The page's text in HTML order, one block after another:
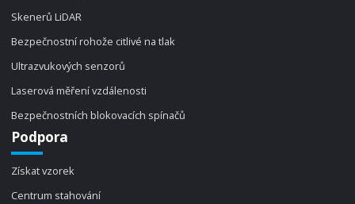
Skenerů LiDAR
Bezpečnostní rohože citlivé na tlak
Ultrazvukových senzorů
Laserová měření vzdálenosti
Bezpečnostních blokovacích spínačů
Podpora
Získat vzorek
Centrum stahování